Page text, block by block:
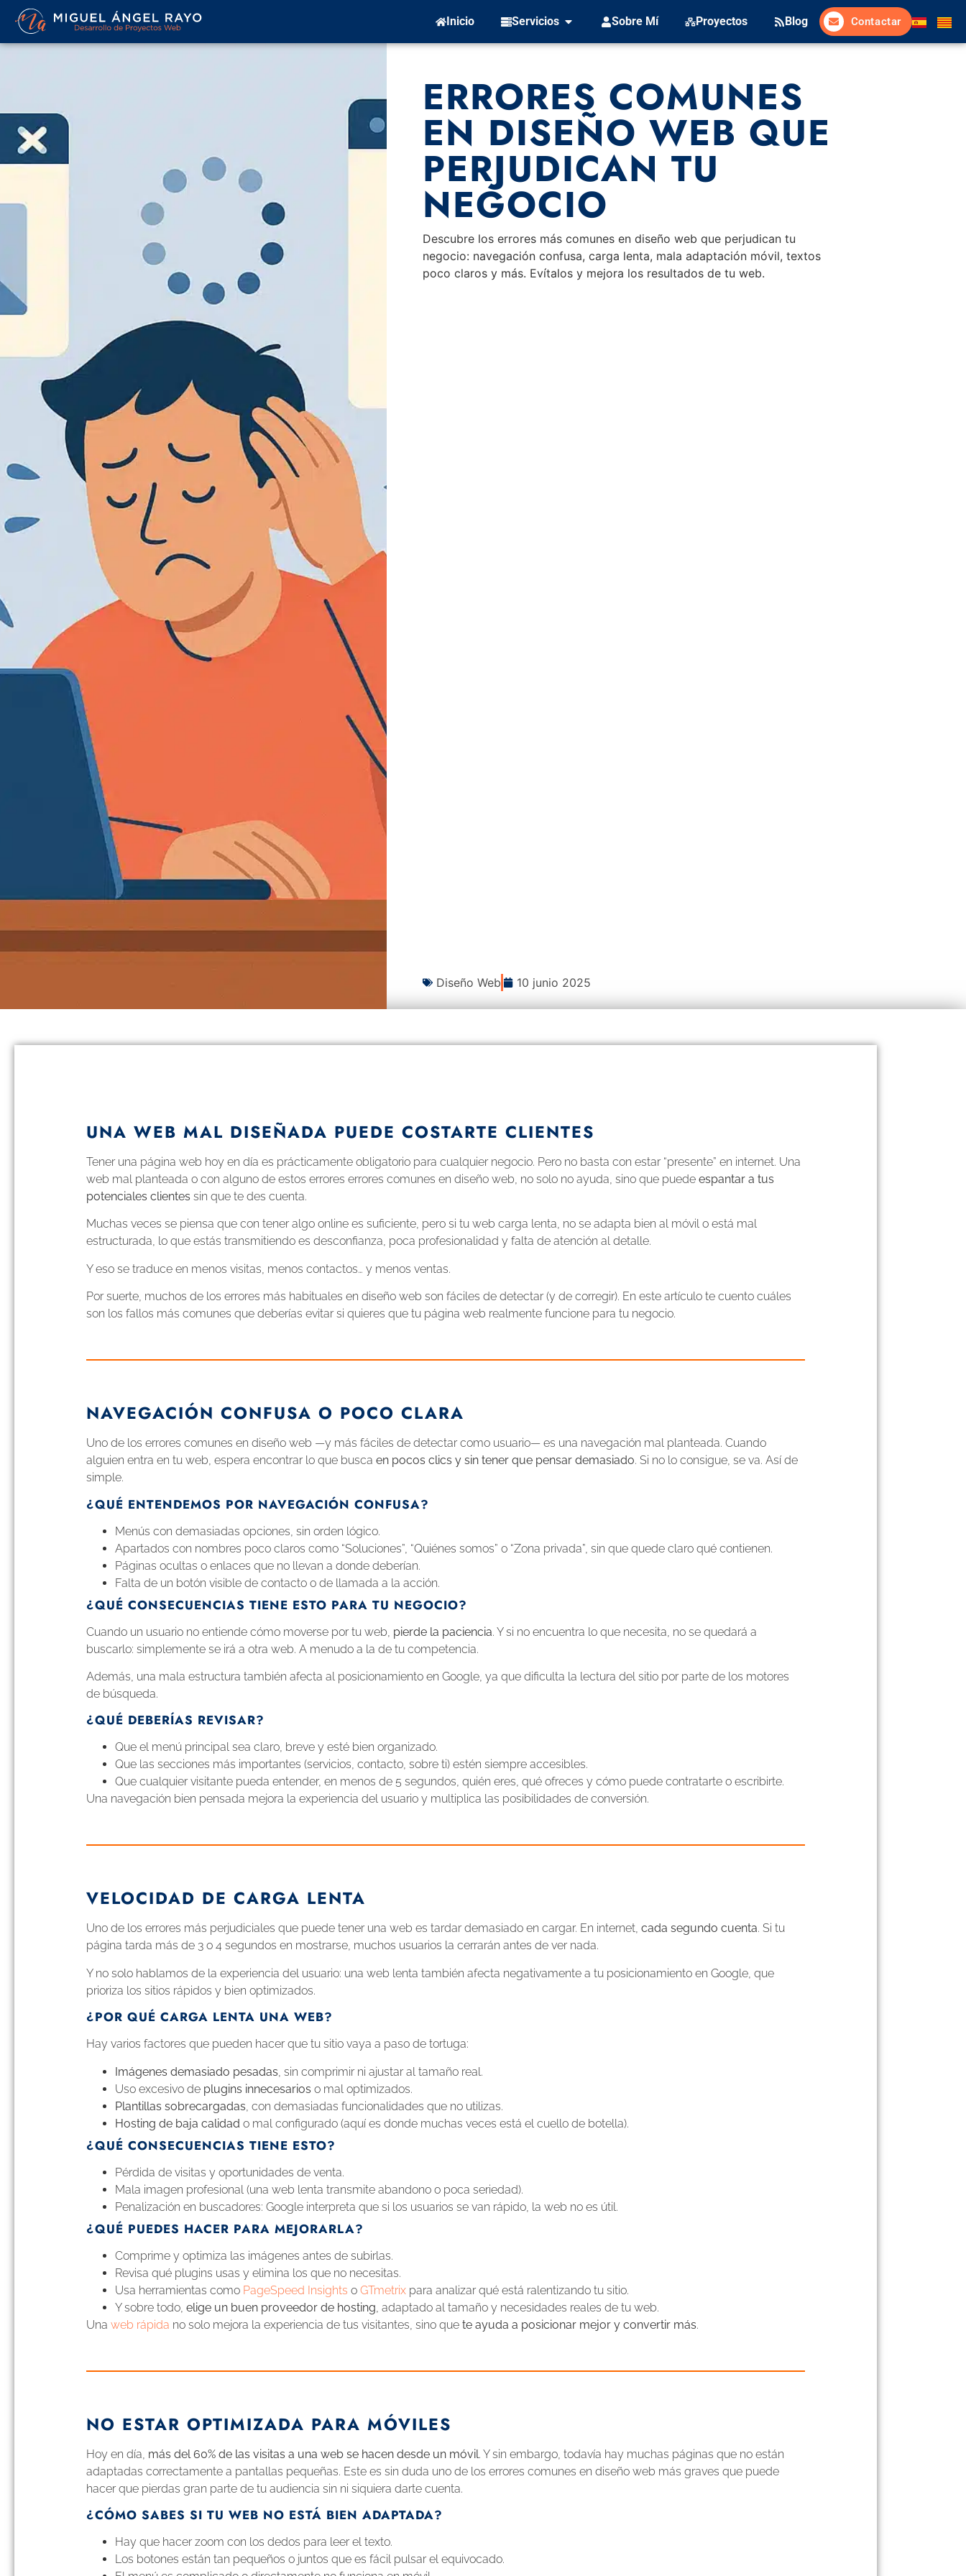
Inicio Servicios Sobre Mí Proyectos Blog Contactar
ERRORES COMUNES
EN DISEÑO WEB QUE
PERJUDICAN TU
NEGOCIO
Descubre los errores más comunes en diseño web que perjudican tu
negocio: navegación confusa, carga lenta, mala adaptación móvil, textos
poco claros y más. Evítalos y mejora los resultados de tu web.
Diseño Web 10 junio 2025
UNA WEB MAL DISEÑADA PUEDE COSTARTE CLIENTES
Tener una página web hoy en día es prácticamente obligatorio para cualquier negocio. Pero no basta con estar “presente” en internet. Una
web mal planteada o con alguno de estos errores errores comunes en diseño web, no solo no ayuda, sino que puede espantar a tus
potenciales clientes sin que te des cuenta.
Muchas veces se piensa que con tener algo online es suficiente, pero si tu web carga lenta, no se adapta bien al móvil o está mal
estructurada, lo que estás transmitiendo es desconfianza, poca profesionalidad y falta de atención al detalle.
Y eso se traduce en menos visitas, menos contactos… y menos ventas.
Por suerte, muchos de los errores más habituales en diseño web son fáciles de detectar (y de corregir). En este artículo te cuento cuáles
son los fallos más comunes que deberías evitar si quieres que tu página web realmente funcione para tu negocio.
NAVEGACIÓN CONFUSA O POCO CLARA
Uno de los errores comunes en diseño web —y más fáciles de detectar como usuario— es una navegación mal planteada. Cuando
alguien entra en tu web, espera encontrar lo que busca en pocos clics y sin tener que pensar demasiado. Si no lo consigue, se va. Así de
simple.
¿QUÉ ENTENDEMOS POR NAVEGACIÓN CONFUSA?
Menús con demasiadas opciones, sin orden lógico.
Apartados con nombres poco claros como “Soluciones”, “Quiénes somos” o “Zona privada”, sin que quede claro qué contienen.
Páginas ocultas o enlaces que no llevan a donde deberían.
Falta de un botón visible de contacto o de llamada a la acción.
¿QUÉ CONSECUENCIAS TIENE ESTO PARA TU NEGOCIO?
Cuando un usuario no entiende cómo moverse por tu web, pierde la paciencia. Y si no encuentra lo que necesita, no se quedará a
buscarlo: simplemente se irá a otra web. A menudo a la de tu competencia.
Además, una mala estructura también afecta al posicionamiento en Google, ya que dificulta la lectura del sitio por parte de los motores
de búsqueda.
¿QUÉ DEBERÍAS REVISAR?
Que el menú principal sea claro, breve y esté bien organizado.
Que las secciones más importantes (servicios, contacto, sobre ti) estén siempre accesibles.
Que cualquier visitante pueda entender, en menos de 5 segundos, quién eres, qué ofreces y cómo puede contratarte o escribirte.
Una navegación bien pensada mejora la experiencia del usuario y multiplica las posibilidades de conversión.
VELOCIDAD DE CARGA LENTA
Uno de los errores más perjudiciales que puede tener una web es tardar demasiado en cargar. En internet, cada segundo cuenta. Si tu
página tarda más de 3 o 4 segundos en mostrarse, muchos usuarios la cerrarán antes de ver nada.
Y no solo hablamos de la experiencia del usuario: una web lenta también afecta negativamente a tu posicionamiento en Google, que
prioriza los sitios rápidos y bien optimizados.
¿POR QUÉ CARGA LENTA UNA WEB?
Hay varios factores que pueden hacer que tu sitio vaya a paso de tortuga:
Imágenes demasiado pesadas , sin comprimir ni ajustar al tamaño real.
Uso excesivo de plugins innecesarios o mal optimizados.
Plantillas sobrecargadas , con demasiadas funcionalidades que no utilizas.
Hosting de baja calidad o mal configurado (aquí es donde muchas veces está el cuello de botella).
¿QUÉ CONSECUENCIAS TIENE ESTO?
Pérdida de visitas y oportunidades de venta.
Mala imagen profesional (una web lenta transmite abandono o poca seriedad).
Penalización en buscadores: Google interpreta que si los usuarios se van rápido, la web no es útil.
¿QUÉ PUEDES HACER PARA MEJORARLA?
Comprime y optimiza las imágenes antes de subirlas.
Revisa qué plugins usas y elimina los que no necesitas.
Usa herramientas como PageSpeed Insights o GTmetrix para analizar qué está ralentizando tu sitio.
Y sobre todo, elige un buen proveedor de hosting , adaptado al tamaño y necesidades reales de tu web.
Una web rápida no solo mejora la experiencia de tus visitantes, sino que te ayuda a posicionar mejor y convertir más.
NO ESTAR OPTIMIZADA PARA MÓVILES
Hoy en día, más del 60% de las visitas a una web se hacen desde un móvil. Y sin embargo, todavía hay muchas páginas que no están
adaptadas correctamente a pantallas pequeñas. Este es sin duda uno de los errores comunes en diseño web más graves que puede
hacer que pierdas gran parte de tu audiencia sin ni siquiera darte cuenta.
¿CÓMO SABES SI TU WEB NO ESTÁ BIEN ADAPTADA?
Hay que hacer zoom con los dedos para leer el texto.
Los botones están tan pequeños o juntos que es fácil pulsar el equivocado.